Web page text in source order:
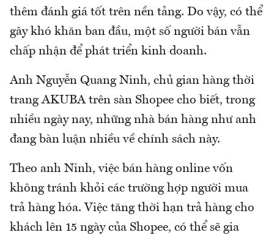
thêm đánh giá tốt trên nền tảng. Do vậy, có thể
gây khó khăn ban đầu, một số người bán vẫn
chấp nhận để phát triển kinh doanh.
Anh Nguyễn Quang Ninh, chủ gian hàng thời
trang AKUBA trên sàn Shopee cho biết, trong
nhiều ngày nay, những nhà bán hàng như anh
đang bàn luận nhiều về chính sách này.
Theo anh Ninh, việc bán hàng online vốn
không tránh khỏi các trường hợp người mua
trả hàng hóa. Việc tăng thời hạn trả hàng cho
khách lên 15 ngày của Shopee, có thể sẽ gia